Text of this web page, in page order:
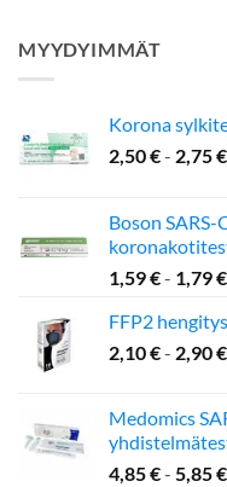
MYYDYIMMÄT
Korona
2,50€- 2,75€
Boson
1,59€- 1,79€
FFP2
2,10€- 2,90€
Medomics
4,85€- 5,85€